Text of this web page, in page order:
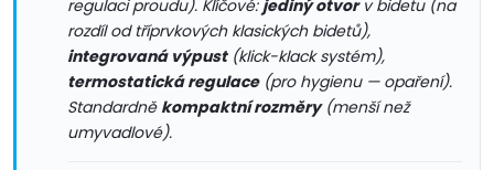
regulaci proudu). Klíčové: jediný otvorv bidetu (na
rozdíl od tříprvkových klasických bidetů),
integrovaná výpust(klick-klack systém),
termostatická regulace(pro hygienu — opaření).
Standardně kompaktní rozměry(menší než
umyvadlové).